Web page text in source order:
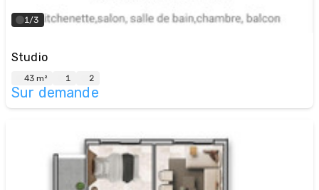
1/3
Studio
43 m² 1 2
Sur demande